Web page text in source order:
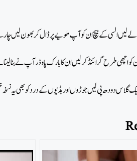
لیں السی کے بیچ ان کو آپ طویے پر ڈال کر بھون لیں چار
اچھی طرح گرائنڈ کر لیں ان کا بارک پاوڈر آپ نے بنا
ایک گلاس دودھ پی لیں جوڑوں اور ہڈیوں کے درد کو بھی